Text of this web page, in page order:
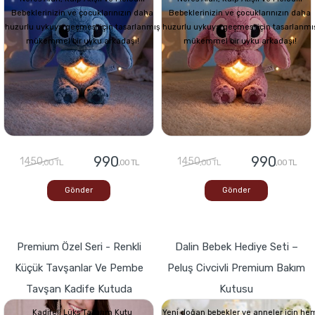
Bebeklerinizin ve çocuklarınızın daha
huzurlu uykuya geçmesi için tasarlanmış
mükemmel bir uyku arkadaşı!
1450,00 TL 990,00 TL
Gönder
Bebeklerinizin ve çocuklarınızın daha
huzurlu uykuya geçmesi için
mükemmel bir uyku arkadaşı!
1450,00 TL 990,00 TL
Gönder
Premium Özel Seri - Renkli
Küçük Tavşanlar Ve Pembe
Tavşan Kadife Kutuda
Kadifeli Lüks Tasarım Kutu
Dalin Bebek Hediye Seti –
Peluş Civcivli Premium Bakım
Kutusu
Yeni doğan bebekler ve anneler için